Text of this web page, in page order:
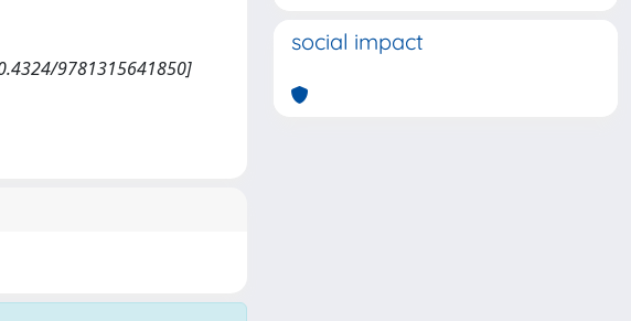
9781315641850]
social impact